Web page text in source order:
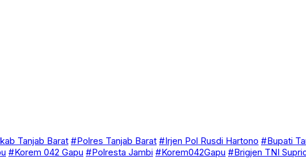
Tanjab Barat #Polres Tanjab Barat #Irjen Pol Rusdi Hartono #Bupati
#Korem 042 Gapu #Polresta Jambi #Korem042Gapu #Brigjen TNI